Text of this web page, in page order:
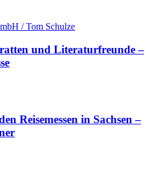
und Literaturfreunde –
Reisemessen in Sachsen –